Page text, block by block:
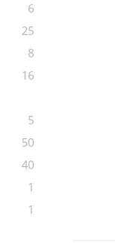
6
25
8
16
5
50
40
1
1